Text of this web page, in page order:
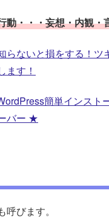
動・・・妄想・内観・
らないと損をする！
ます！
簡単インス
バー ★
びます。